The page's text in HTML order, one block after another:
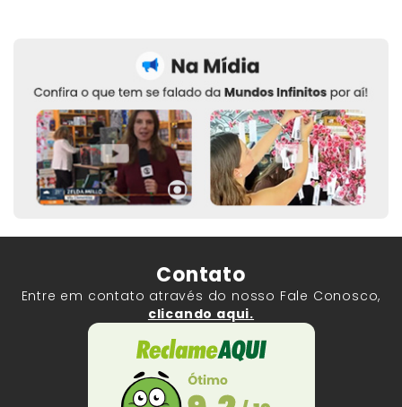
Contato
Entre em contato através do nosso Fale Conosco,
clicando aqui.